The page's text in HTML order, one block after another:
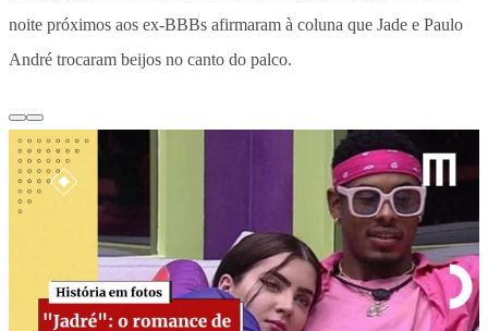
noite próximos aos ex-BBBs afirmaram à coluna que Jade e Paulo
André trocaram beijos no canto do palco.